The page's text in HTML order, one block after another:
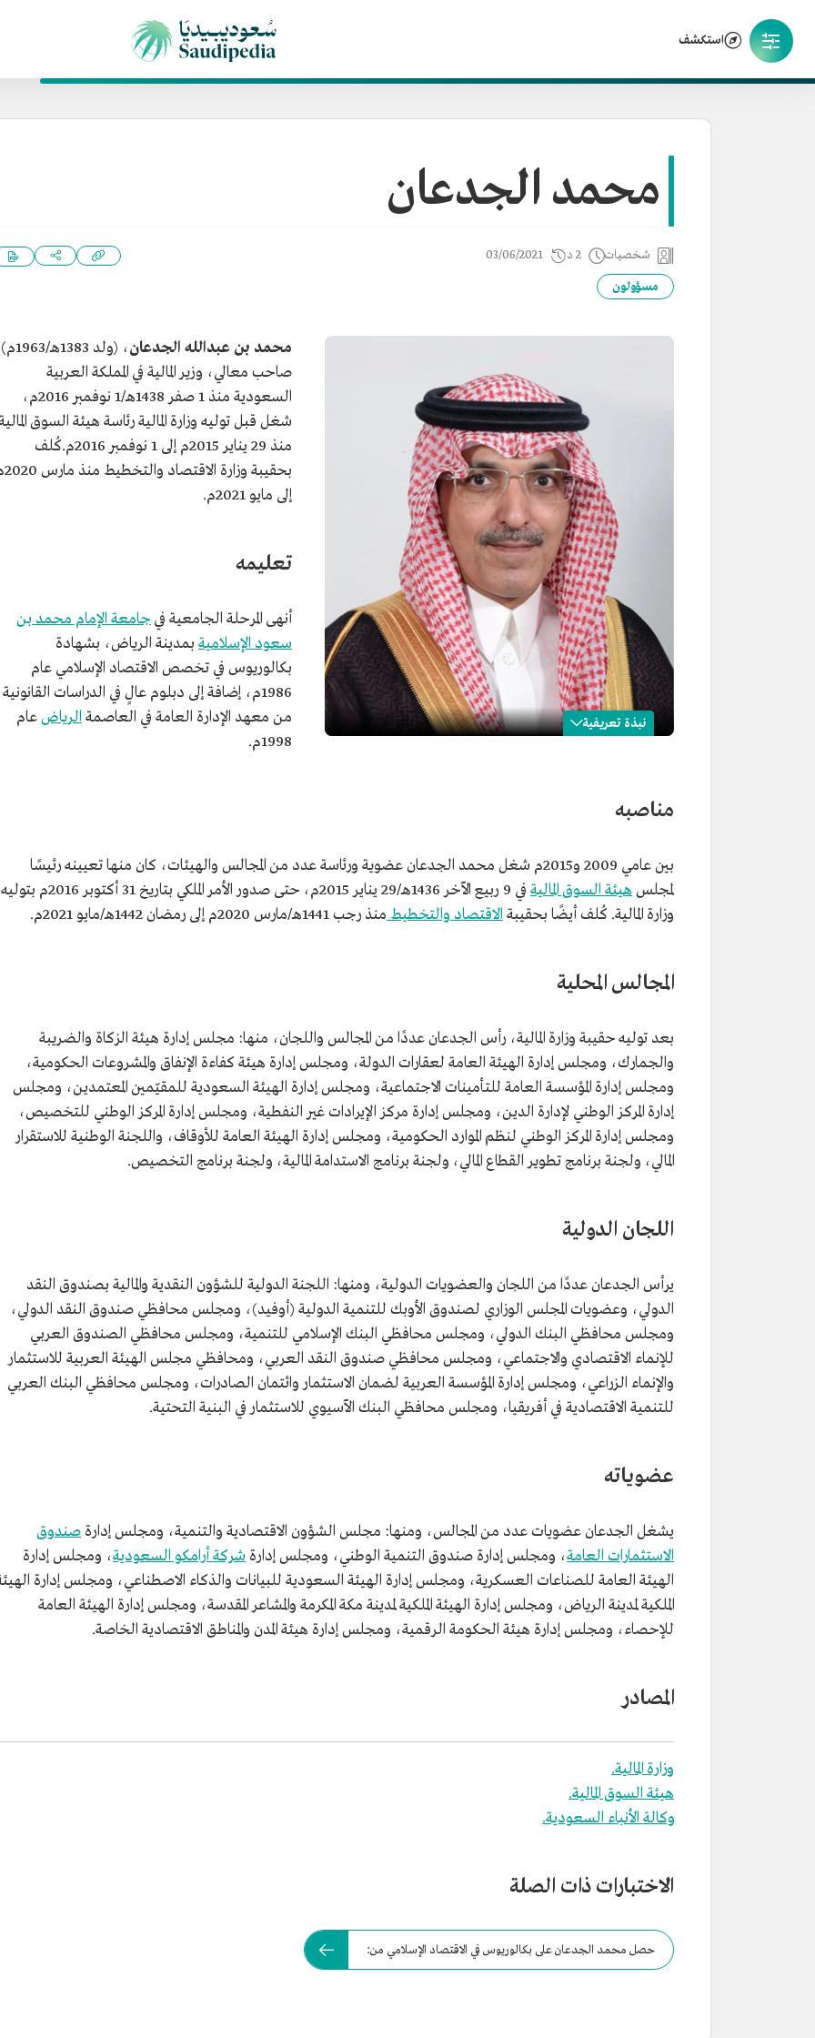
استكشف
محمد الجدعان
شخصيات 2 د 03/06/2021
مسؤولون
نبذة تعريفية
الاسم
تاريخ التعيين
2016م.
المؤهلات العلمية
بكالوريوس في الاقتصاد الإسلامي من جامعة
الامام محمد بن سعود الإسلامية.
محمد بن عبدالله الجدعان
، (ولد
صاحب معالي، وزير المالية في المملكة العربية
السعودية منذ 1 صفر 1438هـ/1 نوفمبر 2016م،
شغل قبل توليه وزارة المالية رئاسة هيئة السوق
منذ 29 يناير 2015م إلى 1 نوفمبر 2016م.كُلف
بحقيبة وزارة
إلى مايو 2021م.
تعليمه
أنهى المرحلة الجامعية في جامعة الإمام محمد بن
سعود الإسلامية بمدينة الرياض، بشهادة
بكالوريوس في تخصص الاقتصاد الإسلامي عام
1986م، إضافة إلى دبلوم عالٍ في الدراسات القانونية
من معهد الإدارة العامة في العاصمة الرياضعام
1998م.
مناصبه
بين عامي 2009 و2015م شغل محمد الجدعان عضوية ورئاسة عدد من المجالس والهيئات، كان منها تعيينه رئيسًا
لمجلس هيئة السوق المالية
في 9 ربيع الآخر 1436هـ/29 يناير 2015م، حتى صدور الأمر الملكي بتاريخ 31 أكتوبر 2016م بتوليه
وزارة المالية. كُلف أيضًا بحقيبة الاقتصاد والتخطيط منذ رجب 1441هـ/مارس 2020م إلى رمضان 1442هـ/مايو 2021م.
المجالس المحلية
بعد توليه حقيبة وزارة المالية، رأس الجدعان عددًا من المجالس واللجان، منها: مجلس إدارة هيئة الزكاة والضريبة
والجمارك، ومجلس إدارة الهيئة العامة لعقارات الدولة، ومجلس إدارة هيئة كفاءة الإنفاق والمشروعات الحكومية،
ومجلس إدارة المؤسسة العامة للتأمينات الاجتماعية، ومجلس إدارة الهيئة السعودية للمقيّمين المعتمدين، ومجلس
إدارة المركز الوطني لإدارة الدين، ومجلس إدارة مركز الإيرادات غير النفطية، ومجلس إدارة المركز الوطني للتخصيص،
ومجلس إدارة المركز الوطني لنظم الموارد الحكومية، ومجلس إدارة الهيئة العامة للأوقاف، واللجنة الوطنية للاستقرار
المالي، ولجنة برنامج تطوير القطاع المالي، ولجنة برنامج الاستدامة المالية، ولجنة برنامج التخصيص.
اللجان الدولية
يرأس الجدعان عددًا من اللجان والعضويات الدولية، ومنها: اللجنة الدولية للشؤون النقدية والمالية بصندوق النقد
الدولي، وعضويات المجلس الوزاري لصندوق الأوبك للتنمية الدولية (أوفيد)، ومجلس محافظي صندوق النقد الدولي،
ومجلس محافظي البنك الدولي، ومجلس محافظي البنك الإسلامي للتنمية، ومجلس محافظي الصندوق العربي
للإنماء الاقتصادي والاجتماعي، ومجلس محافظي صندوق النقد العربي، ومحافظي مجلس الهيئة العربية للاستثمار
والإنماء الزراعي، ومجلس إدارة المؤسسة العربية لضمان الاستثمار وائتمان الصادرات، ومجلس محافظي البنك العربي
للتنمية الاقتصادية في أفريقيا، ومجلس محافظي البنك الآسيوي للاستثمار في البنية التحتية.
عضوياته
يشغل الجدعان عضويات عدد من المجالس، ومنها: مجلس الشؤون الاقتصادية والتنمية، ومجلس إدارة صندوق
الاستثمارات العامة، ومجلس إدارة صندوق التنمية الوطني، ومجلس إدارة شركة أرامكو السعودية، ومجلس إدارة
الهيئة العامة للصناعات العسكرية، ومجلس إدارة الهيئة السعودية للبيانات والذكاء الاصطناعي، ومجلس إدارة
الملكية لمدينة الرياض، ومجلس إدارة الهيئة الملكية لمدينة مكة المكرمة والمشاعر المقدسة، ومجلس إدارة الهيئة العامة
للإحصاء، ومجلس إدارة هيئة الحكومة الرقمية، ومجلس إدارة هيئة المدن والمناطق الاقتصادية الخاصة.
المصادر
وزارة المالية.
هيئة السوق المالية.
وكالة الأنباء السعودية.
الاختبارات ذات الصلة
حصل محمد الجدعان على بكالوريوس في الاقتصاد الإسلامي من: